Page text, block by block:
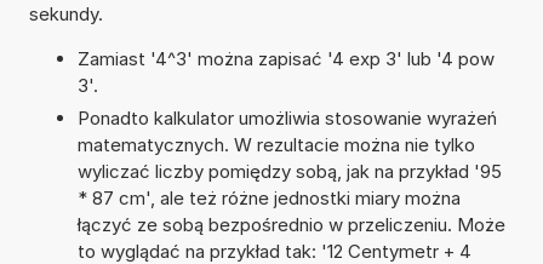
sekundy.
Zamiast '4^3' można zapisać '4 exp 3' lub '4 pow
3'.
Ponadto kalkulator umożliwia stosowanie wyrażeń
matematycznych. W rezultacie można nie tylko
wyliczać liczby pomiędzy sobą, jak na przykład '95
* 87 cm', ale też różne jednostki miary można
łączyć ze sobą bezpośrednio w przeliczeniu. Może
to wyglądać na przykład tak: '12 Centymetr + 4